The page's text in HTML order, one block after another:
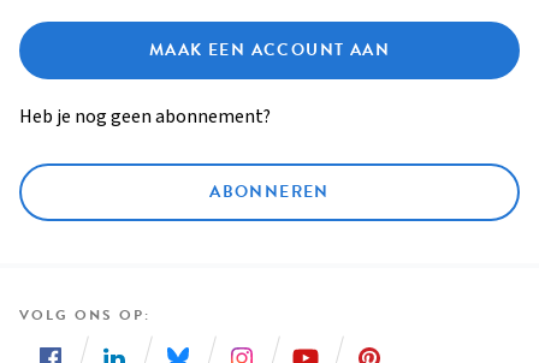
MAAK EEN ACCOUNT AAN
Heb je nog geen abonnement?
ABONNEREN
VOLG ONS OP